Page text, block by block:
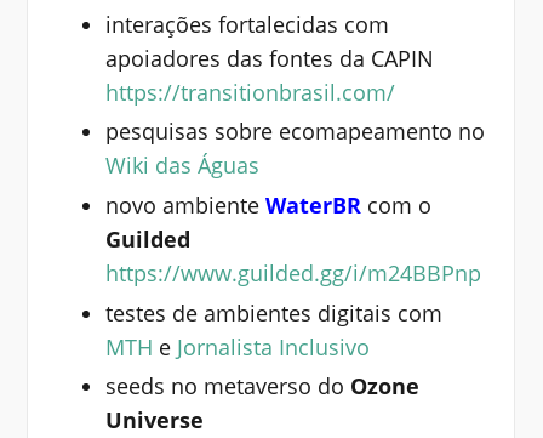
interações fortalecidas com
apoiadores das fontes da CAPIN
https://transitionbrasil.com/
pesquisas sobre ecomapeamento no
Wiki das Águas
novo ambiente WaterBR com o
Guilded
https://www.guilded.gg/i/m24BBPnp
testes de ambientes digitais com
MTH e Jornalista Inclusivo
seeds no metaverso do Ozone
Universe